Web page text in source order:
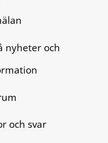
nyheter och
och svar